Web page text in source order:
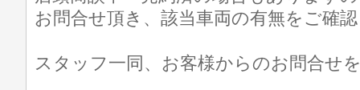
お問合せ頂き、該当車両の有無をご確
スタッフ一同、お客様からのお問合せ